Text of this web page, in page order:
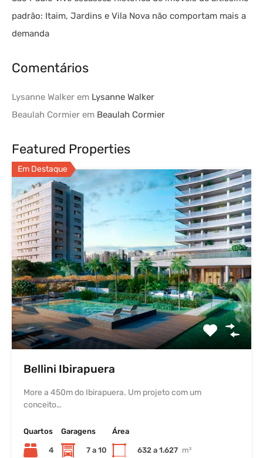
padrão: Itaim, Jardins e Vila Nova não comportam mais a
demanda
Comentários
Lysanne Walker em Lysanne Walker
Beaulah Cormier em Beaulah Cormier
Featured Properties
Em Destaque
Bellini Ibirapuera
More a 450m do Ibirapuera. Um projeto com um
conceito…
Quartos
4
Garagens
7 a 10
Área
632 a 1.627 m²